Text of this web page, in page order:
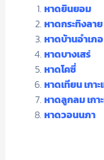
หาดยินยอม
หาดกระทิงลาย
หาดบ้านอำเภอ
หาดบางเสร่
หาดโคซี่
หาดเทียน เกา
หาดลูกลม เกา
หาดวอนนภา